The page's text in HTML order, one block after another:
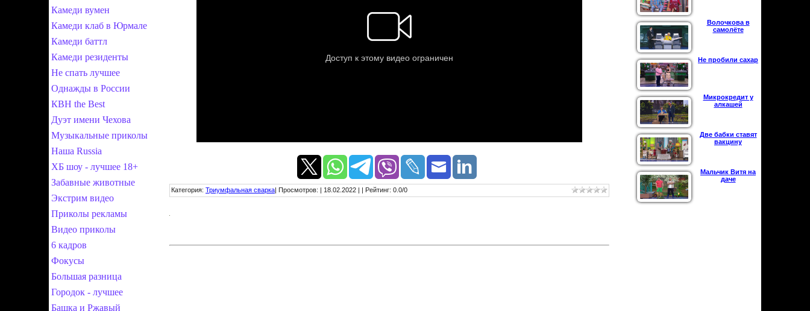
Камеди вумен
Камеди клаб в Юрмале
Камеди баттл
Камеди резиденты
Не спать лучшее
Однажды в России
КВН the Best
Дуэт имени Чехова
Музыкальные приколы
Наша Russia
ХБ шоу - лучшее 18+
Забавные животные
Экстрим видео
Приколы рекламы
Видео приколы
6 кадров
Фокусы
Большая разница
Городок - лучшее
Башка и Ржавый
Категория: Триумфальная сварка| Просмотров: | 18.02.2022 | | Рейтинг: 0.0/0
Волочкова в
самолёте
Не пробили сахар
Микрокредит у
алкашей
Две бабки ставят
вакцину
Мальчик Витя на
даче